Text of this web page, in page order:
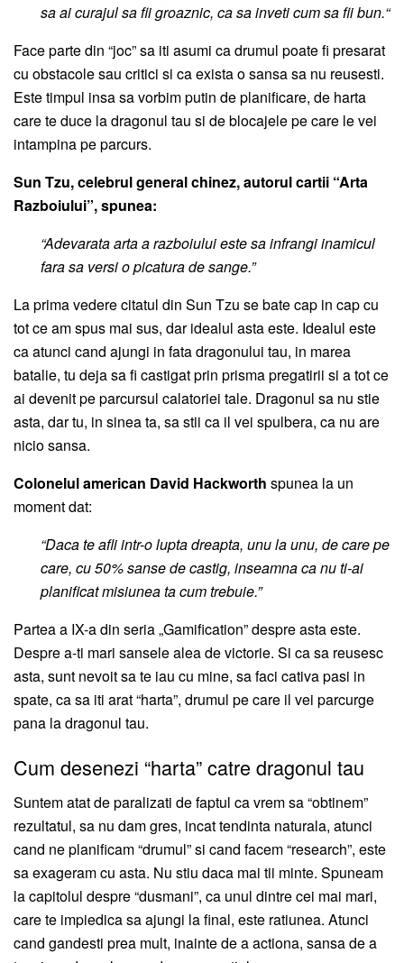
sa ai curajul sa fii groaznic, ca sa inveti cum sa fii bun.“
Face parte din “joc” sa iti asumi ca drumul poate fi presarat
cu obstacole sau critici si ca exista o sansa sa nu reusesti.
Este timpul insa sa vorbim putin de planificare, de harta
care te duce la dragonul tau si de blocajele pe care le vei
intampina pe parcurs.
Sun Tzu, celebrul general chinez, autorul cartii “Arta
Razboiului”, spunea:
“Adevarata arta a razboiului este sa infrangi inamicul
fara sa versi o picatura de sange.”
La prima vedere citatul din Sun Tzu se bate cap in cap cu
tot ce am spus mai sus, dar idealul asta este. Idealul este
ca atunci cand ajungi in fata dragonului tau, in marea
batalie, tu deja sa fi castigat prin prisma pregatirii si a tot ce
ai devenit pe parcursul calatoriei tale. Dragonul sa nu stie
asta, dar tu, in sinea ta, sa stii ca il vei spulbera, ca nu are
nicio sansa.
Colonelul american David Hackworth spunea la un
moment dat:
“Daca te afli intr-o lupta dreapta, unu la unu, de care pe
care, cu 50% sanse de castig, inseamna ca nu ti-ai
planificat misiunea ta cum trebuie.”
Partea a IX-a din seria „Gamification” despre asta este.
Despre a-ti mari sansele alea de victorie. Si ca sa reusesc
asta, sunt nevoit sa te iau cu mine, sa faci cativa pasi in
spate, ca sa iti arat “harta”, drumul pe care il vei parcurge
pana la dragonul tau.
Cum desenezi “harta” catre dragonul tau
Suntem atat de paralizati de faptul ca vrem sa “obtinem”
rezultatul, sa nu dam gres, incat tendinta naturala, atunci
cand ne planificam “drumul” si cand facem “research”, este
sa exageram cu asta. Nu stiu daca mai tii minte. Spuneam
la capitolul despre “dusmani”, ca unul dintre cei mai mari,
care te impiedica sa ajungi la final, este ratiunea. Atunci
cand gandesti prea mult, inainte de a actiona, sansa de a